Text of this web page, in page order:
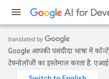
Google आपकी पसंदीदा भाषा में
टेक्नोलॉजी का इस्तेमाल करता है.